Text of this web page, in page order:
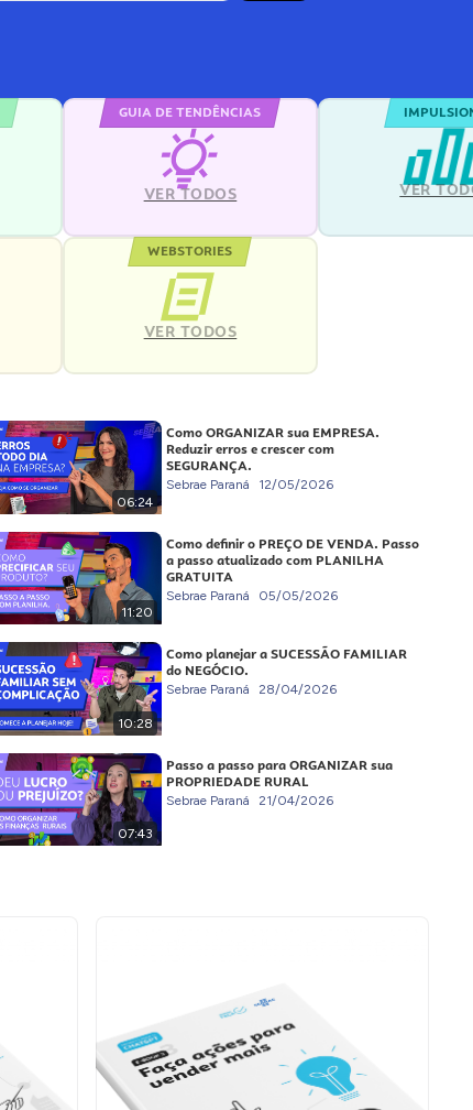
GUIA DE TENDÊNCIAS
VER TODOS VER
WEBSTORIES
VER TODOS
06:24
Como ORGANIZAR sua EMPRESA.
Reduzir erros e crescer com
SEGURANÇA.
Sebrae Paraná 12/05/2026
11:20
Como definir o PREÇO DE VENDA. Passo
a passo atualizado com PLANILHA
GRATUITA
Sebrae Paraná 05/05/2026
10:28
Como planejar a SUCESSÃO FAMILIAR
do NEGÓCIO.
Sebrae Paraná 28/04/2026
07:43
Passo a passo para ORGANIZAR sua
PROPRIEDADE RURAL
Sebrae Paraná 21/04/2026